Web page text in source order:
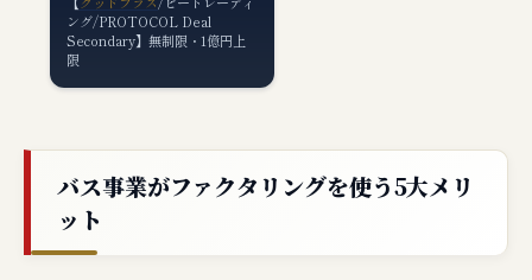
ング/PROTOCOL Deal
Secondary】無制限・1億円上
限
バス事業がファクタリングを使う5大メリ
ット